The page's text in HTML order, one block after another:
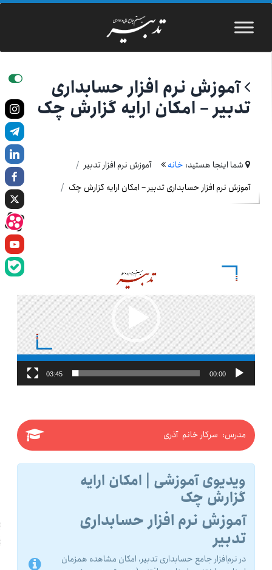
آموزش نرم افزار حسابداری
تدبیر – امکان ارایه گزارش چک
شما اینجا هستید: خانه
آموزش نرم افزار تدبیر
آموزش نرم افزار حسابداری تدبیر – امکان ارایه گزارش چک
ویدیو
00:00
03:45
مدرس: سرکار خانم آذری
ویدیوی آموزشی | امکان ارایه
گزارش چک
آموزش نرم افزار حسابداری
تدبیر
در نرم‌افزار جامع حسابداری تدبیر، امکان مشاهده همزمان